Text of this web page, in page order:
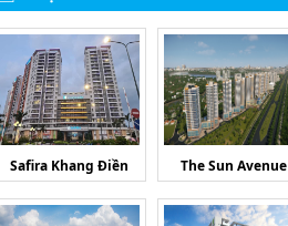
Safira Khang Điền The Sun Avenue